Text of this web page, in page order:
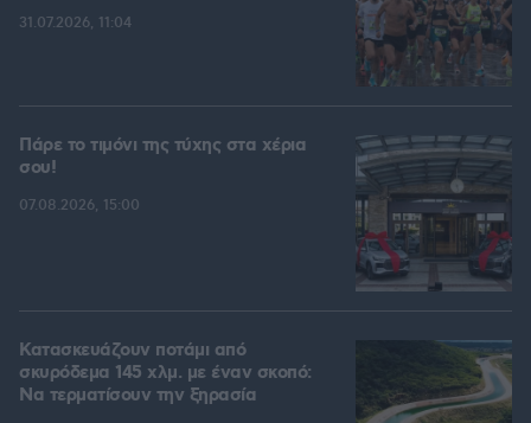
31.07.2026, 11:04
Πάρε το τιμόνι της τύχης στα χέρια
σου!
07.08.2026, 15:00
Κατασκευάζουν ποτάμι από
σκυρόδεμα 145 χλμ. με έναν σκοπό:
Να τερματίσουν την ξηρασία